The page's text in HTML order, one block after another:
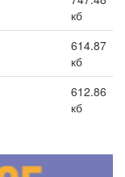
кб
614.87
кб
612.86
кб